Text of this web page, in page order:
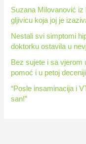
o
r
:
Suzana Milovanović iz
gljivicu koja joj je
Nestali svi simptomi
doktorku ostavila u
Bez sujete i sa vjerom
pomoć i u petoj
“Posle insaminacija i
san!”